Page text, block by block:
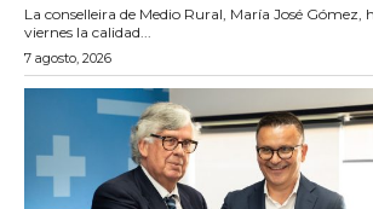
La conselleira de Medio Rural, María José Gómez,
viernes la calidad...
7 agosto, 2026